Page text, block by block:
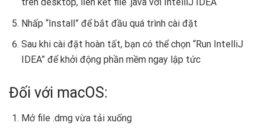
Nhấp “Install” để bắt đầu quá trình cài đặt
Sau khi cài đặt hoàn tất, bạn có thể chọn “Run IntelliJ
IDEA” để khởi động phần mềm ngay lập tức
Đối với macOS:
Mở file .dmg vừa tải xuống